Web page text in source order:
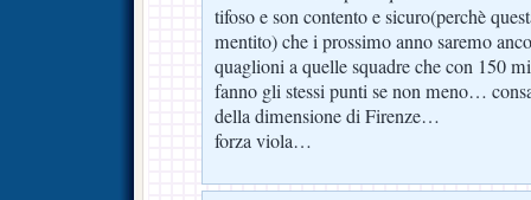
tifoso e son contento e sicuro(perchè
mentito) che i prossimo anno saremo
quaglioni a quelle squadre che con 150
fanno gli stessi punti se non meno…
della dimensione di Firenze…
forza viola…